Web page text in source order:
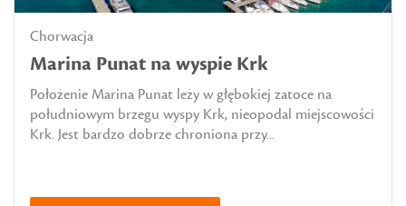
Chorwacja
Marina Punat na wyspie Krk
Położenie Marina Punat leży w głębokiej zatoce na
południowym brzegu wyspy Krk, nieopodal miejscowości
Krk. Jest bardzo dobrze chroniona przy...